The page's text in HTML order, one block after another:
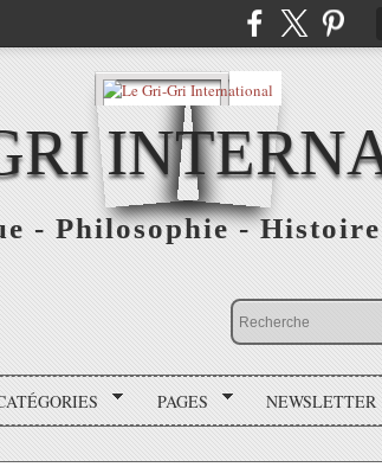
- Philosophie - Histoire
PAGES NEWSLETTER